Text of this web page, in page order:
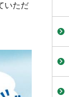
いただ